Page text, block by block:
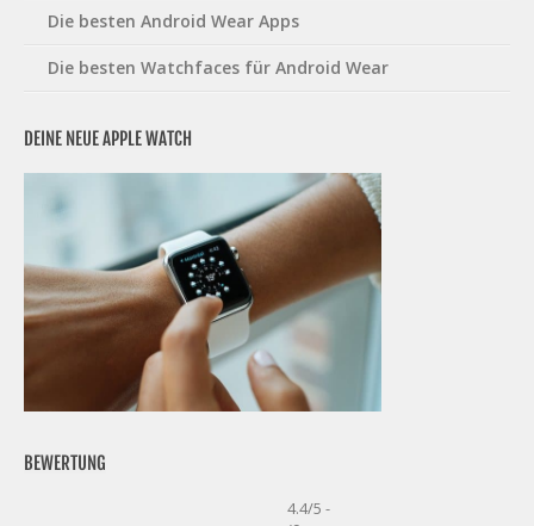
Die besten Android Wear Apps
Die besten Watchfaces für Android Wear
DEINE NEUE APPLE WATCH
BEWERTUNG
4.4/5 -